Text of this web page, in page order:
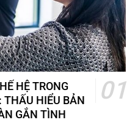
HỆ TRONG
THẤU HIỂU BẢN
GẮN TÌNH